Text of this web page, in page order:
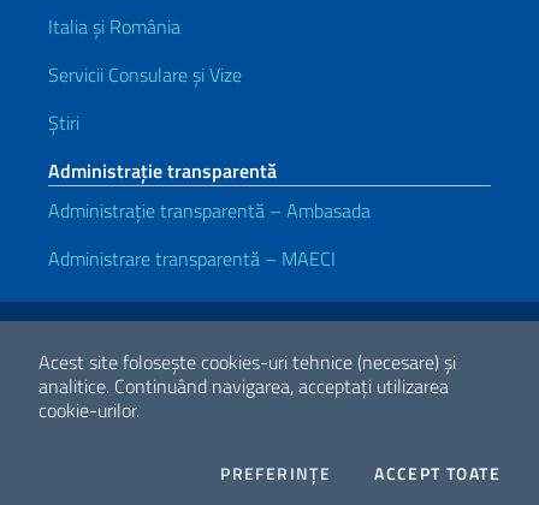
Acest site folosește cookies-uri tehnice (necesare) și
analitice. Continuând navigarea, acceptați utilizarea
cookie-urilor.
PREFERINȚE COOKIESACCEPT TOATE
Italia și România
Servicii Consulare și Vize
Știri
Administrație transparentă
Administrație transparentă – Ambasada
Administrare transparentă – MAECI
Link-uri utile